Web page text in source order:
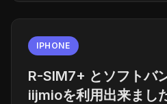
IPHONE
R-SIM7+ とソフトバ
iijmioを利用出来まし